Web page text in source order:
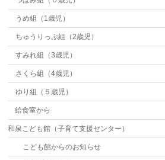
うめ組（1歳児）
ちゅうりっぷ組（2歳児）
すみれ組（3歳児）
さくら組（4歳児）
ゆり組（５歳児）
給食室から
和泉こども館（子育て支援センター）
こども館からのお知らせ